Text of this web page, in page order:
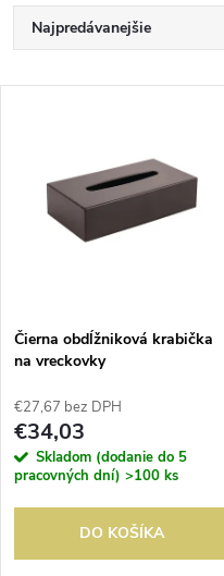
R
a
e
p
r
o
Najpredávanejšie
s
p
r
o
d
Čierna obdĺžniková krabička
na vreckovky
€27,67 bez DPH
€34,03
Skladom (dodanie do 5
pracovných dní) >100 ks
DO KOŠÍKA